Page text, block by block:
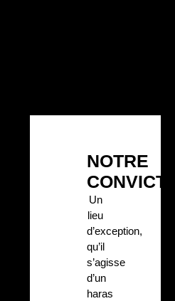
NOTRE
Un
lieu
d’exception,
qu’il
s’agisse
d’un
haras